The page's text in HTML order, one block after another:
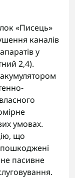
«Писець»
каналів
у
2,4).
умовах.
що
пасивне